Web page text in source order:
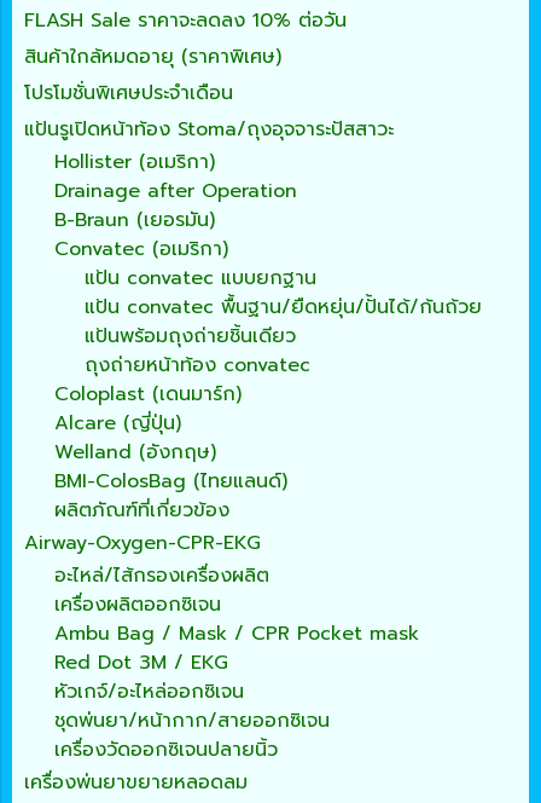
FLASH Sale ราคาจะลดลง 10% ต่อวัน
สินค้าใกล้หมดอายุ (ราคาพิเศษ)
โปรโมชั่นพิเศษประจำเดือน
แป้นรูเปิดหน้าท้อง Stoma/ถุงอุจจาระปัสสาวะ
Hollister (อเมริกา)
Drainage after Operation
B-Braun (เยอรมัน)
Convatec (อเมริกา)
แป้น convatec แบบยกฐาน
แป้น convatec พื้นฐาน/ยืดหยุ่น/ปั้นได้/ก้นถ้วย
แป้นพร้อมถุงถ่ายชิ้นเดียว
ถุงถ่ายหน้าท้อง convatec
Coloplast (เดนมาร์ก)
Alcare (ญี่ปุ่น)
Welland (อังกฤษ)
BMI-ColosBag (ไทยแลนด์)
ผลิตภัณฑ์ที่เกี่ยวข้อง
Airway-Oxygen-CPR-EKG
อะไหล่/ไส้กรองเครื่องผลิต
เครื่องผลิตออกซิเจน
Ambu Bag / Mask / CPR Pocket mask
Red Dot 3M / EKG
หัวเกจ์/อะไหล่ออกซิเจน
ชุดพ่นยา/หน้ากาก/สายออกซิเจน
เครื่องวัดออกซิเจนปลายนิ้ว
เครื่องพ่นยาขยายหลอดลม